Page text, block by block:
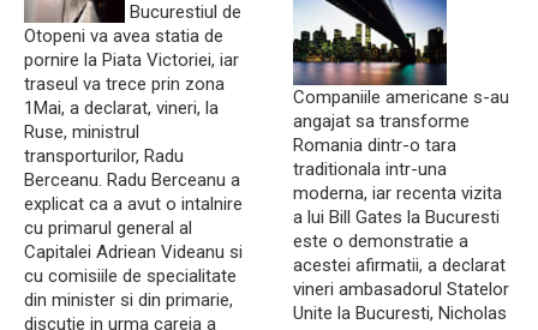
Bucurestiul de
Otopeni va avea statia de
pornire la Piata Victoriei, iar
traseul va trece prin zona
1Mai, a declarat, vineri, la
Ruse, ministrul
transporturilor, Radu
Berceanu. Radu Berceanu a
explicat ca a avut o intalnire
cu primarul general al
Capitalei Adriean Videanu si
cu comisiile de specialitate
din minister si din primarie,
discutie in urma careia a
Companiile americane s-au
angajat sa transforme
Romania dintr-o tara
traditionala intr-una
moderna, iar recenta vizita
a lui Bill Gates la Bucuresti
este o demonstratie a
acestei afirmatii, a declarat
vineri ambasadorul Statelor
Unite la Bucuresti, Nicholas